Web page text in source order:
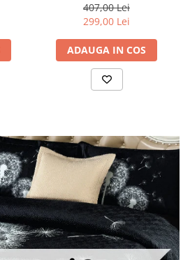
407,00 Lei
299,00 Lei
ADAUGA IN COS